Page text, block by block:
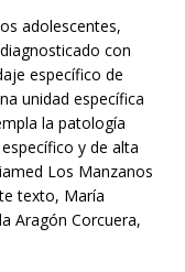
adolescentes,
con
específico de
unidad específica
la patología
y de alta
Los Manzanos
texto, María
Aragón Corcuera,